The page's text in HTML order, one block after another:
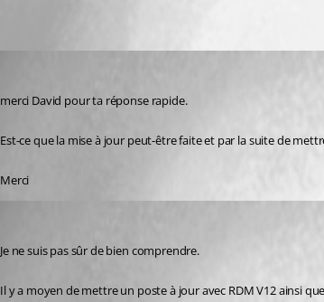
merci David pour ta réponse rapide.
Est-ce que la mise à jour peut-être faite et par la suite de
Merci
Je ne suis pas sûr de bien comprendre.
Il y a moyen de mettre un poste à jour avec RDM V12 ainsi